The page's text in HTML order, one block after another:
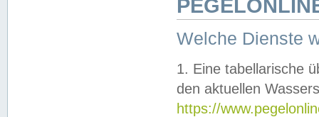
Welche Dienste
1. Eine tabellarische
den aktuellen
https://